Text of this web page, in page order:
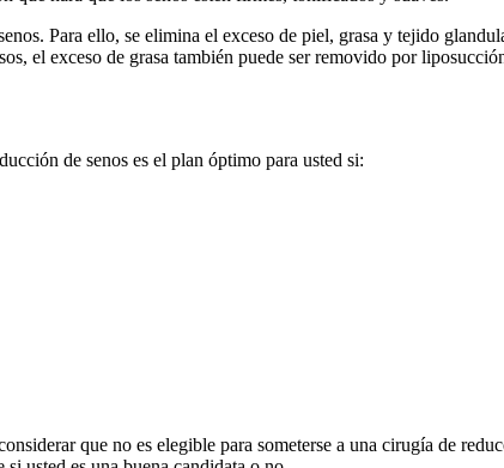
Para ello, se elimina el exceso de piel, grasa y tejido
el exceso de grasa también puede ser removido por
de senos es el plan óptimo para usted si:
que no es elegible para someterse a una cirugía de